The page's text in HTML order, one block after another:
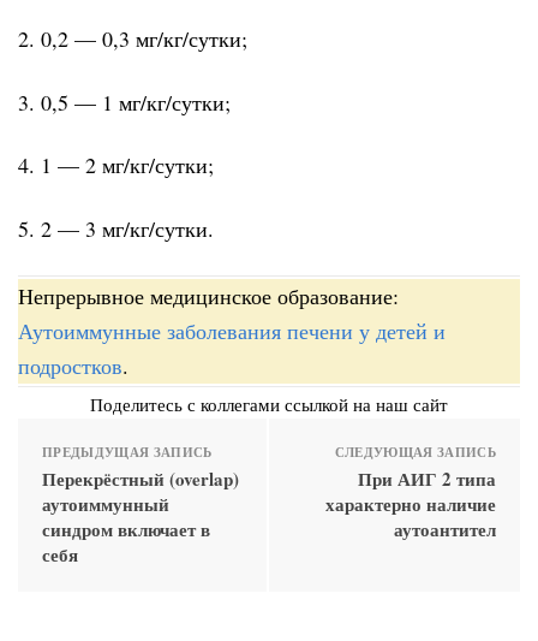
2. 0,2 — 0,3 мг/кг/сутки;
3. 0,5 — 1 мг/кг/сутки;
4. 1 — 2 мг/кг/сутки;
5. 2 — 3 мг/кг/сутки.
Непрерывное медицинское образование:
Аутоиммунные заболевания печени у детей и
подростков.
Поделитесь с коллегами ссылкой на наш сайт
ПРЕДЫДУЩАЯ ЗАПИСЬ
Перекрёстный (overlap)
аутоиммунный
синдром включает в
себя
СЛЕДУЮЩАЯ ЗАПИСЬ
При АИГ 2 типа
характерно наличие
аутоантител